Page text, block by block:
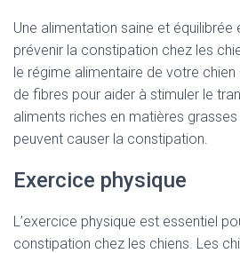
Une alimentation saine et équilibrée
prévenir la constipation chez les
le régime alimentaire de votre
de fibres pour aider à stimuler le
aliments riches en matières
peuvent causer la constipation.
Exercice physique
L’exercice physique est essentiel
constipation chez les chiens. Les